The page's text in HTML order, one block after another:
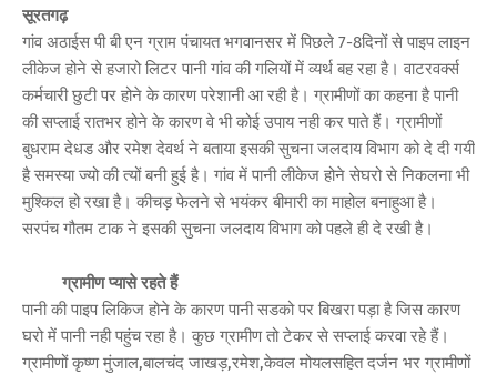
सूरतगढ़
गांव अठाईस पी बी एन ग्राम पंचायत भगवानसर में पिछले 7-8दिनों से पाइप लाइन
लीकेज होने से हजारो लिटर पानी गांव की गलियों में व्यर्थ बह रहा है। वाटरवर्क्स
कर्मचारी छुटी पर होने के कारण परेशानी आ रही है। ग्रामीणों का कहना है पानी
की सप्लाई रातभर होने के कारण वे भी कोई उपाय नही कर पाते हैं। ग्रामीणों
बुधराम देधड और रमेश देवर्थ ने बताया इसकी सुचना जलदाय विभाग को दे दी गयी
है समस्या ज्यो की त्यों बनी हुई है। गांव में पानी लीकेज होने सेघरो से निकलना भी
मुश्किल हो रखा है। कीचड़ फेलने से भयंकर बीमारी का माहोल बनाहुआ है।
सरपंच गौतम टाक ने इसकी सुचना जलदाय विभाग को पहले ही दे रखी है।
ग्रामीण प्यासे रहते हैं
पानी की पाइप लिकिज होने के कारण पानी सडको पर बिखरा पड़ा है जिस कारण
घरो में पानी नही पहुंच रहा है। कुछ ग्रामीण तो टेकर से सप्लाई करवा रहे हैं।
ग्रामीणों कृष्ण मुंजाल,बालचंद जाखड़,रमेश,केवल मोयलसहित दर्जन भर ग्रामीणों